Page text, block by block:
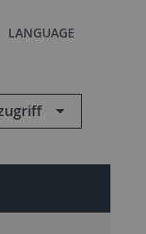
LANGUAGE